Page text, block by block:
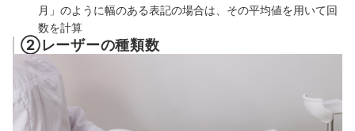
月」のように幅のある表記の場合は、その平均値を用いて回
数を計算
②レーザーの種類数